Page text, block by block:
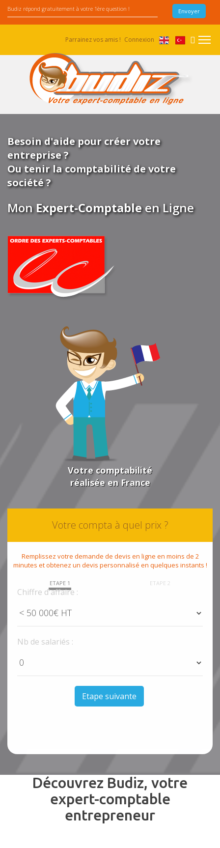
Parrainez vos amis ! Connexion
Besoin d'aide pour créer votre
entreprise ?
Ou tenir la comptabilité de votre
société ?
MonExpert-Comptableen Ligne
Votre comptabilité
réalisée en France
Votre compta à quel prix ?
Remplissez votre demande de devis en ligne en moins de 2
minutes et obtenez un devis personnalisé en quelques instants !
ETAPE 1 ETAPE 2
Chiffre d'affaire :
Nb de salariés :
Etape suivante
Découvrez Budiz, votre
expert-comptable
entrepreneur